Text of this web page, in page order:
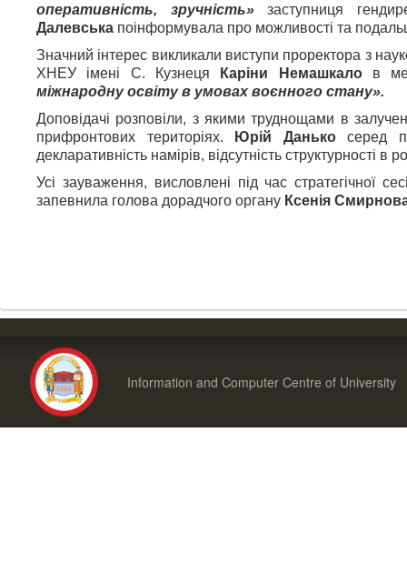
оперативність, зручність»заступниця
Далевська поінформувала про можливості та
Значний інтерес викликали виступи проректора з
ХНЕУ імені С. Кузнеця
Каріни Немашкалов
міжнародну освіту в умовах воєнного стану».
Доповідачі розповіли, з якими труднощами в
прифронтових територіях.
Юрій Данькосеред
декларативність намірів, відсутність структурності в
Усі зауваження, висловлені під час стратегічної
запевнила голова дорадчого органу Ксенія
Information and Computer Centre of University